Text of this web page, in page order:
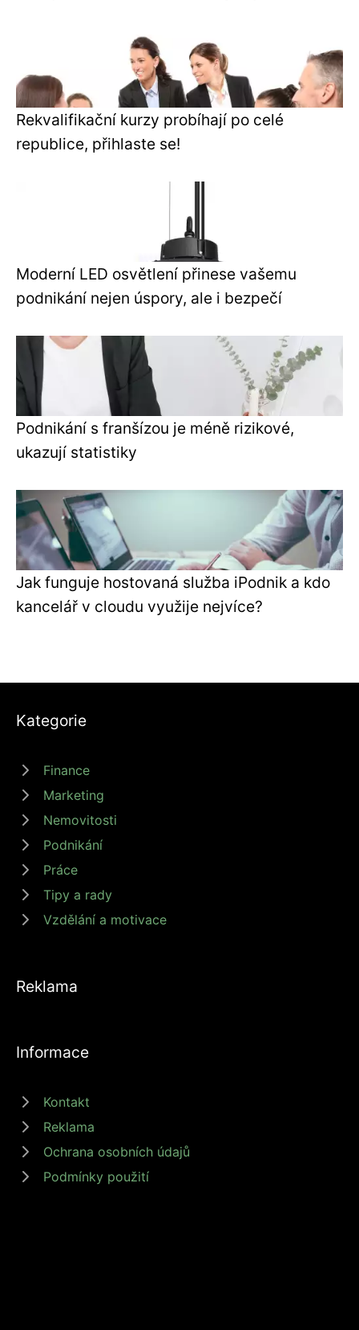
Rekvalifikační kurzy probíhají po celé
republice, přihlaste se!
Moderní LED osvětlení přinese vašemu
podnikání nejen úspory, ale i bezpečí
Podnikání s franšízou je méně rizikové,
ukazují statistiky
Jak funguje hostovaná služba iPodnik a kdo
kancelář v cloudu využije nejvíce?
Kategorie
Finance
Marketing
Nemovitosti
Podnikání
Práce
Tipy a rady
Vzdělání a motivace
Reklama
Informace
Kontakt
Reklama
Ochrana osobních údajů
Podmínky použití